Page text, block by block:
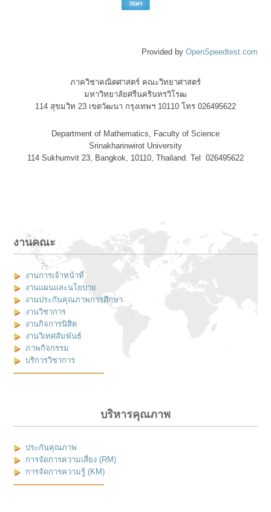
Provided by OpenSpeedtest.com
ภาควิชาคณิตศาสตร์ คณะวิทยาศาสตร์
มหาวิทยาลัยศรีนครินทรวิโรฒ
114 สุขมวิท 23 เขตวัฒนา กรุงเทพฯ 10110 โทร 026495622
Department of Mathematics, Faculty of Science
Srinakharinwirot University
114 Sukhumvit 23, Bangkok, 10110, Thailand. Tel 026495622
งานคณะ
งานการเจ้าหน้าที่
งานแผนและนโยบาย
งานประกันคุณภาพการศึกษา
งานวิชาการ
งานกิจการนิสิต
งานวิเทศสัมพันธ์
ภาพกิจกรรม
บริการวิชาการ
บริหารคุณภาพ
ประกันคุณภาพ
การจัดการความเสี่ยง (RM)
การจัดการความรู้ (KM)